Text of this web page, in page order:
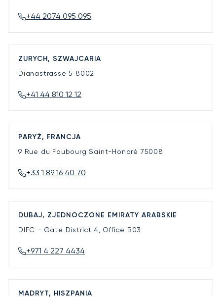
+44 2074 095 095
ZURYCH, SZWAJCARIA
Dianastrasse 5 8002
+41 44 810 12 12
PARYŻ, FRANCJA
9 Rue du Faubourg Saint-Honoré 75008
+33 1 89 16 40 70
DUBAJ, ZJEDNOCZONE EMIRATY ARABSKIE
DIFC - Gate District 4, Office B03
+971 4 227 4434
MADRYT, HISZPANIA